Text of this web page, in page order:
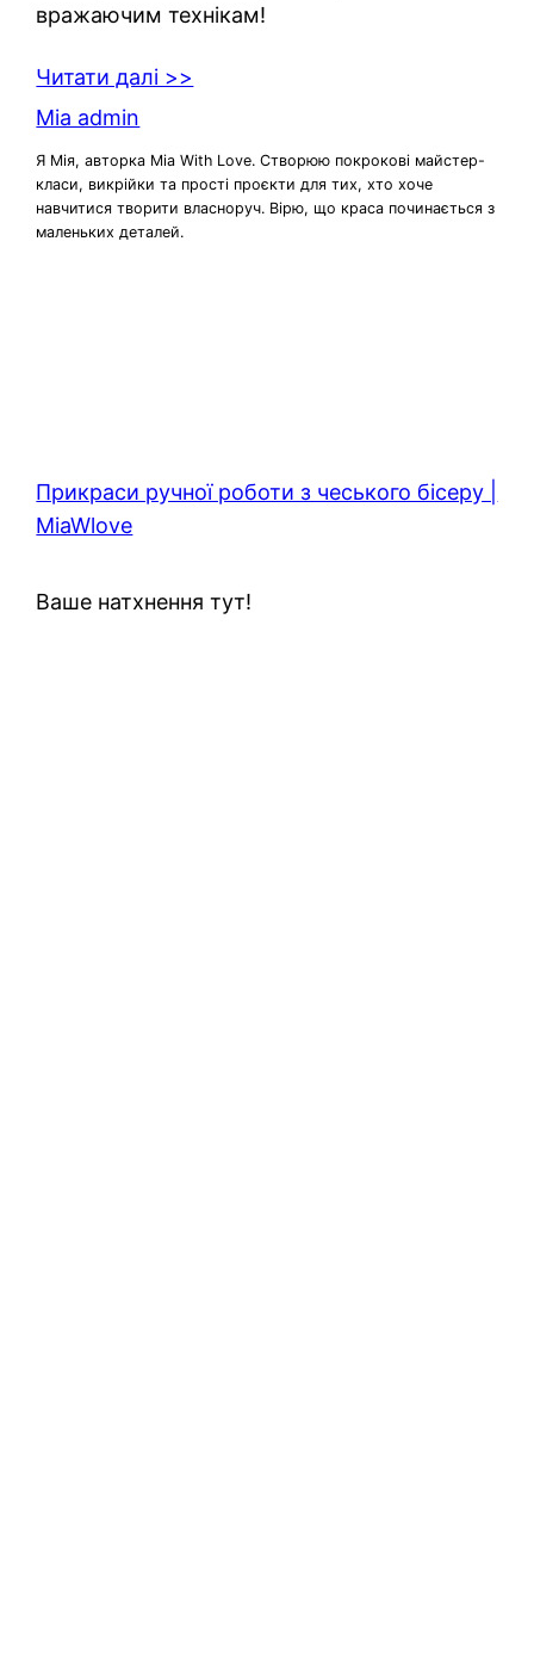
вражаючим технікам!
Читати далі >>
Mia admin
Я Мія, авторка Mia With Love. Створюю покрокові майстер-
класи, викрійки та прості проєкти для тих, хто хоче
навчитися творити власноруч. Вірю, що краса починається з
маленьких деталей.
Прикраси ручної роботи з чеського бісеру |
MiaWlove
Ваше натхнення тут!